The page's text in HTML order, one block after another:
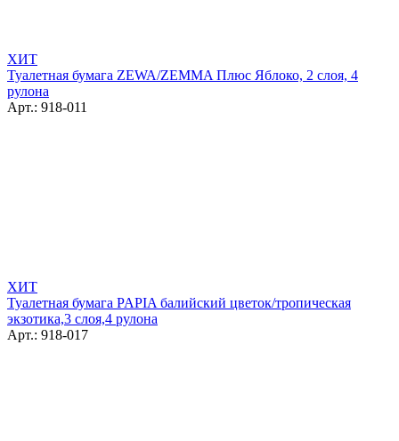
ХИТ
Туалетная бумага ZEWA/ZEMMA Плюс Яблоко, 2 слоя, 4
рулона
Арт.: 918-011
ХИТ
Туалетная бумага PAPIA балийский цветок/тропическая
экзотика,3 слоя,4 рулона
Арт.: 918-017